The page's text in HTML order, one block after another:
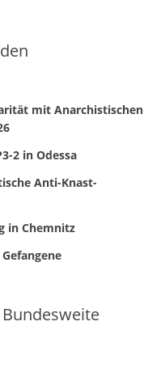
mit Anarchistischen
2 in Odessa
Anti-Knast-
in Chemnitz